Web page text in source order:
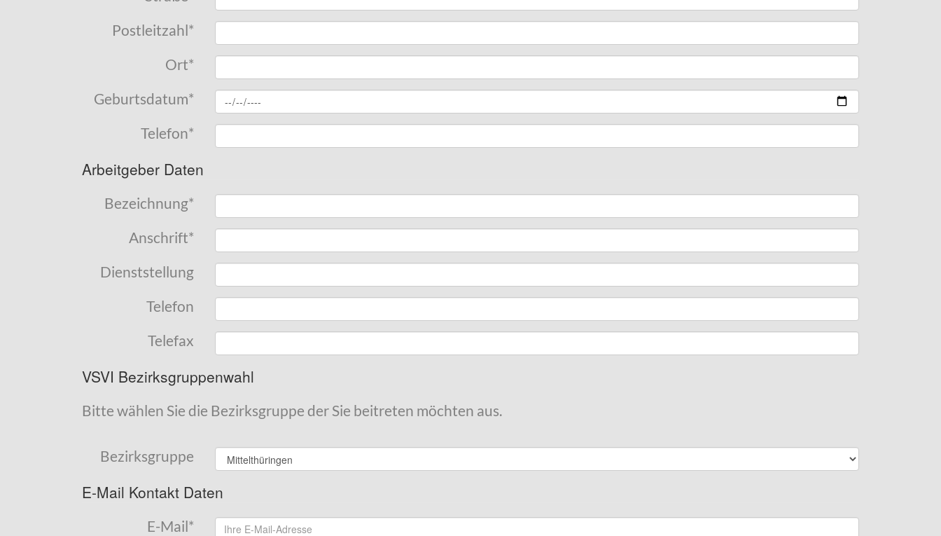
Postleitzahl*
Ort*
Geburtsdatum*
Telefon*
Arbeitgeber Daten
Bezeichnung*
Anschrift*
Dienststellung
Telefon
Telefax
VSVI Bezirksgruppenwahl
Bitte wählen Sie die Bezirksgruppe der Sie beitreten möchten aus.
Bezirksgruppe
E-Mail Kontakt Daten
E-Mail*